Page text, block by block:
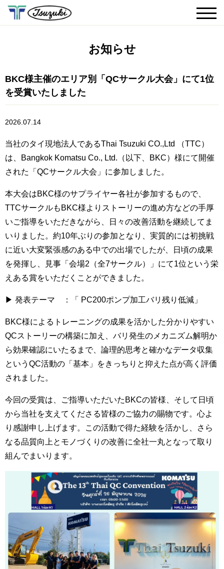
お知らせ
BKC様主催のエリア別「QCサークル大会」にて1位
を受賞いたしました
2026.07.14
当社のタイ現地法人であるThai Tsuzuki CO.,Ltd （TTC）
は、Bangkok Komatsu Co., Ltd.（以下、BKC）様にて開催
された「QCサークル大会」に参加しました。
本大会はBKC様のサプライヤー各社が参加するもので、
TTCサークルもBKC様よりストーリーの進め方などの手厚
いご指導をいただきながら、日々の改善活動を継続してま
いりました。約10年ぶりの参加となり、実質的には初挑戦
に近い大変緊張感のある中での出場でしたが、日頃の成果
を発揮し、見事「会場2（全7サークル）」にて1位という栄
えある賞をいただくことができました。
▶ 発表テーマ ：「 PC200ポンプ加工バリ残り低減」
BKC様によるトレーニングの成果を活かした分かりやすい
QCストーリーの構築に加え、バリ発生のメカニズム解明か
ら効果確認にいたるまで、論理的思考と確かなデータ収集
というQC活動の「基本」をきっちりと抑えた点が高く評価
されました。
今回の受賞は、ご指導いただいたBKCの皆様、そして日頃
から当社を支えてくださる皆様のご協力の賜物です。心よ
り感謝申し上げます。この活動で得た経験を活かし、さら
なる品質向上とモノづくりの改善に全社一丸となって取り
組んでまいります。